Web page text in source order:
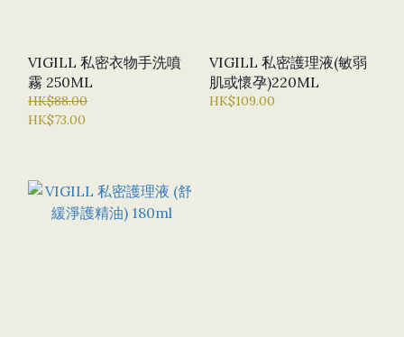
VIGILL 私密衣物手洗噴
霧 250ML
HK$88.00
HK$73.00
VIGILL 私密護理液(敏弱
肌或懷孕)220ML
HK$109.00